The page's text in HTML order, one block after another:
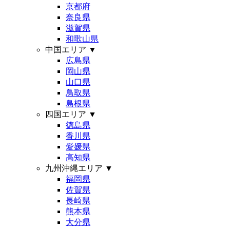
京都府
奈良県
滋賀県
和歌山県
中国エリア ▼
広島県
岡山県
山口県
鳥取県
島根県
四国エリア ▼
徳島県
香川県
愛媛県
高知県
九州沖縄エリア ▼
福岡県
佐賀県
長崎県
熊本県
大分県